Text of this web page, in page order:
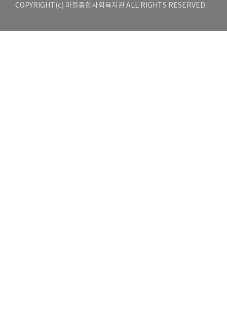
COPYRIGHT(c) 마들종합사회복지관 ALL RIGHTS RESERVED.